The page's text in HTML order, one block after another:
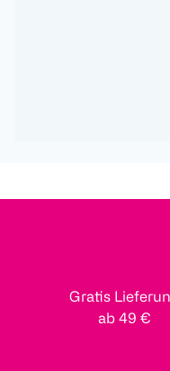
Gratis
ab 49 €